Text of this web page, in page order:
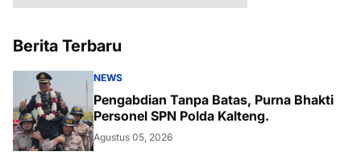
Berita Terbaru
NEWS
Pengabdian Tanpa Batas, Purna Bhakti
Personel SPN Polda Kalteng.
Agustus 05, 2026